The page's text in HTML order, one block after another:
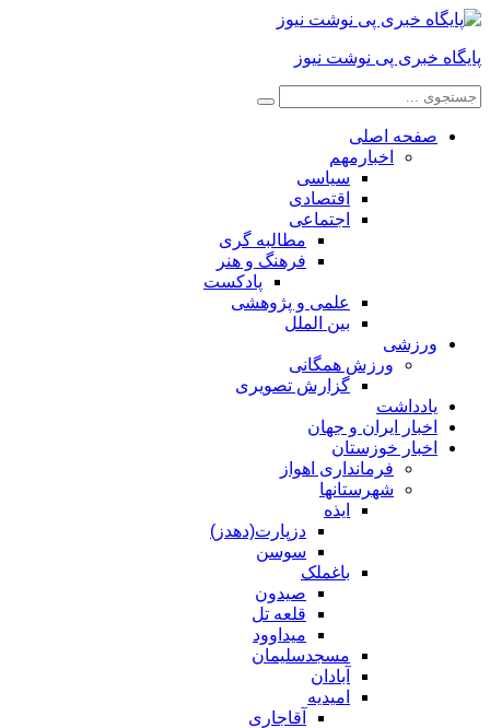
پایگاه خبری پی نوشت نیوز
صفحه اصلی
اخبارمهم
سیاسی
اقتصادی
اجتماعی
مطالبه گری
فرهنگ و هنر
پادکست
علمی و پژوهشی
بین الملل
ورزشی
ورزش همگانی
گزارش تصویری
یادداشت
اخبار ایران و جهان
اخبار خوزستان
فرمانداری اهواز
شهرستانها
ایذه
دزپارت(دهدز)
سوسن
باغملک
صیدون
قلعه تل
میداوود
مسجدسلیمان
آبادان
امیدیه
آقاجاری